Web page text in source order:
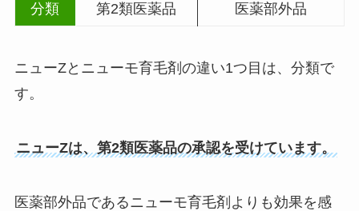
分類 第2類医薬品 医薬部外品
ニューZとニューモ育毛剤の違い1つ目は、分類で
す。
ニューZは、第2類医薬品の承認を受けています。
医薬部外品であるニューモ育毛剤よりも効果を感